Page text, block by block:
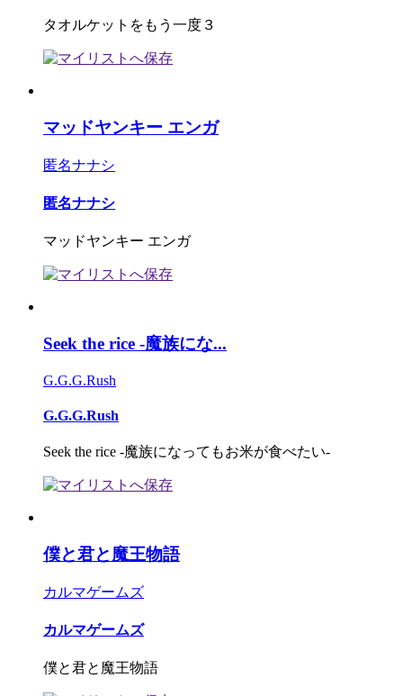
タオルケットをもう一度３
マッドヤンキー エンガ
匿名ナナシ
匿名ナナシ
マッドヤンキー エンガ
Seek the rice -魔族にな...
G.G.G.Rush
G.G.G.Rush
Seek the rice -魔族になってもお米が食べたい-
僕と君と魔王物語
カルマゲームズ
カルマゲームズ
僕と君と魔王物語